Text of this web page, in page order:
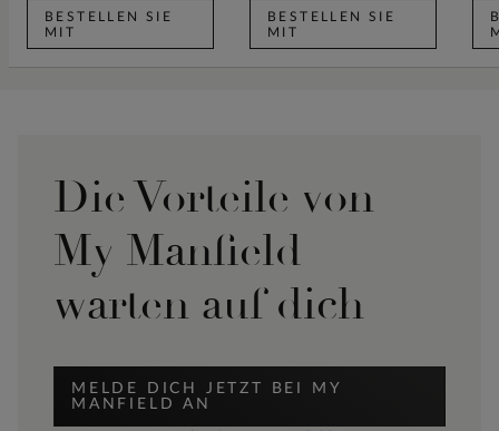
BESTELLEN SIE
MIT
BESTELLEN SIE
MIT
Die Vorteile von
My Manfield
warten auf dich
MELDE DICH JETZT BEI MY
MANFIELD AN